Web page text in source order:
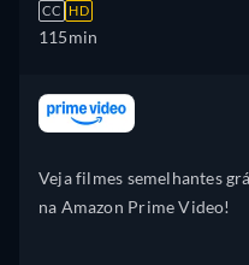
CC HD
115min
Veja filmes semelhantes
na Amazon Prime Video!